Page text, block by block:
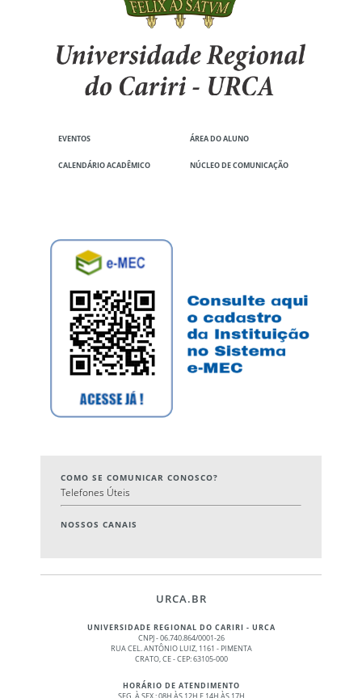
EVENTOS ÁREA DO ALUNO
CALENDÁRIO ACADÊMICO NÚCLEO DE COMUNICAÇÃO
COMO SE COMUNICAR CONOSCO?
Telefones Úteis
NOSSOS CANAIS
URCA.BR
UNIVERSIDADE REGIONAL DO CARIRI - URCA
CNPJ - 06.740.864/0001-26
RUA CEL. ANTÔNIO LUIZ, 1161 - PIMENTA
CRATO, CE - CEP: 63105-000
HORÁRIO DE ATENDIMENTO
SEG. À SEX.: 08H ÀS 12H E 14H ÀS 17H